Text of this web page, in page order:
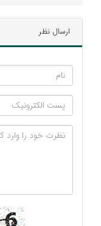
ارسال نظر